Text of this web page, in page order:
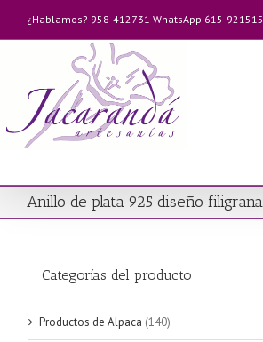
contenido
¿Hablamos? 958-412731 WhatsApp 615-921515
Anillo de plata 925 diseño
Categorías del producto
Productos de Alpaca (140)